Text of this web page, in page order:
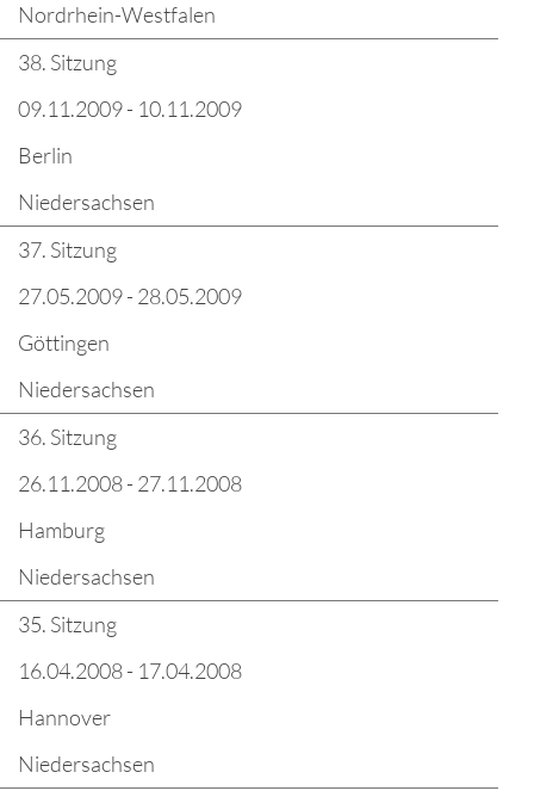
Nordrhein-Westfalen
38. Sitzung
09.11.2009 - 10.11.2009
Berlin
Niedersachsen
37. Sitzung
27.05.2009 - 28.05.2009
Göttingen
Niedersachsen
36. Sitzung
26.11.2008 - 27.11.2008
Hamburg
Niedersachsen
35. Sitzung
16.04.2008 - 17.04.2008
Hannover
Niedersachsen